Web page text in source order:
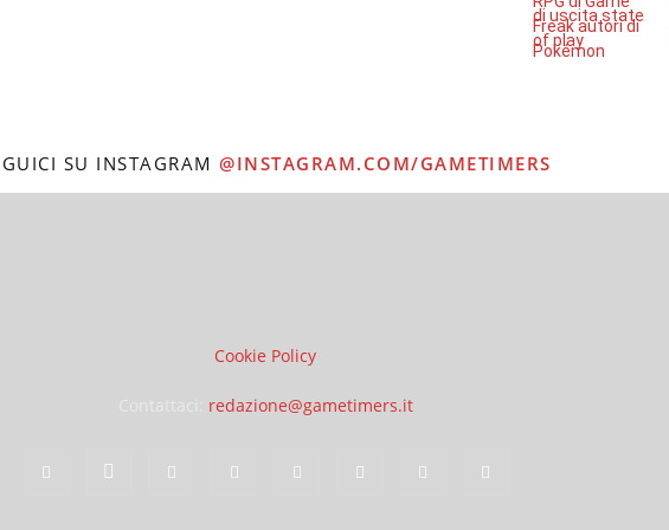
SU INSTAGRAM @INSTAGRAM.COM/GAMETIMERS
Cookie Policy
redazione@gametimers.it